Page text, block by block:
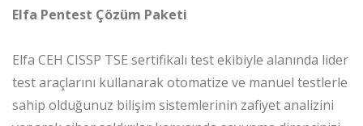
Elfa Pentest Çözüm Paketi
Elfa CEH CISSP TSE sertifikalı test ekibiyle alanında lider
test araçlarını kullanarak otomatize ve manuel testlerle
sahip olduğunuz bilişim sistemlerinin zafiyet analizini